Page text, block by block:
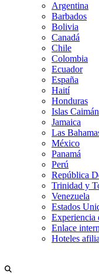
Argentina
Barbados
Bolivia
Canadá
Chile
Colombia
Ecuador
España
Haití
Honduras
Islas Caimán
Jamaica
Las
México
Panamá
Perú
República
Trinidad y
Venezuela
Estados
Experiencia
Enlace
Hoteles